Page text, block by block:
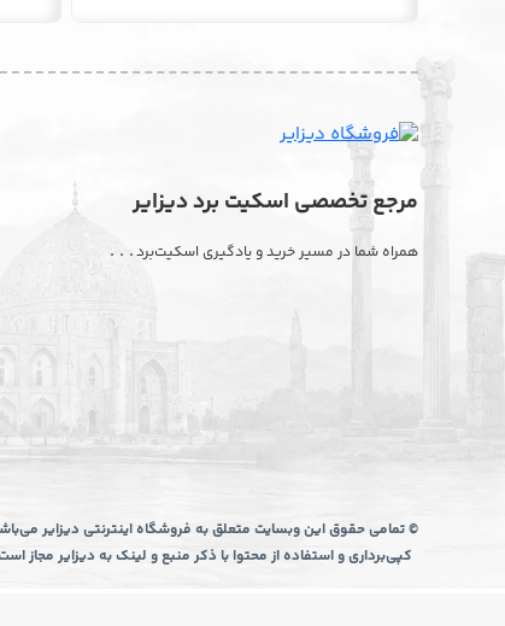
مرجع تخصصی اسکیت برد دیزایر
همراه شما در مسیر خرید و یادگیری اسکیت‌برد. . .
© تمامی حقوق این وبسایت متعلق به فروشگاه اینترنتی دیزایر
کپی‌برداری و استفاده از محتوا با ذکر منبع و لینک به دیزایر مجاز